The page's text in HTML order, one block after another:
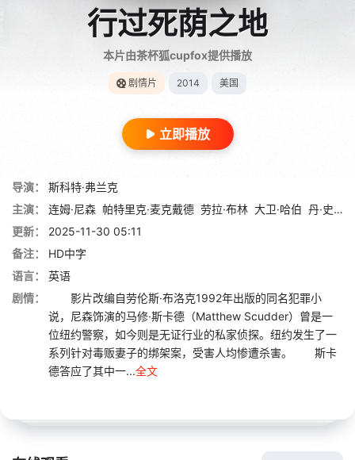
行过死荫之地
本片由茶杯狐cupfox提供播放
剧情片 2014 美国
立即播放
导演：
斯科特·弗兰克
主演：
连姆·尼森 帕特里克·麦克戴德 劳拉·布林 大卫·哈伯 丹·史蒂文斯
更新：
2025-11-30 05:11
备注：
HD中字
语言：
英语
剧情：
影片改编自劳伦斯·布洛克1992年出版的同名犯罪小
说，尼森饰演的马修·斯卡德（Matthew Scudder）曾是一
位纽约警察，如今则是无证行业的私家侦探。纽约发生了一
系列针对毒贩妻子的绑架案，受害人均惨遭杀害。 斯卡
德答应了其中一...全文